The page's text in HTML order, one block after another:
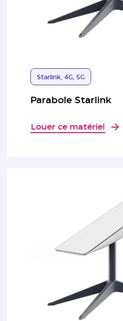
Starlink, 4G, 5G
Parabole Starlink
Louer ce matériel